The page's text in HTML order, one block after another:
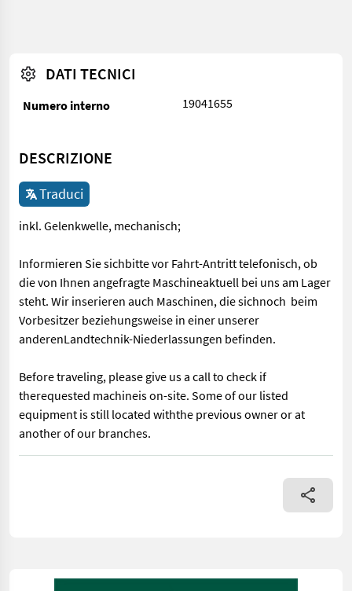
DATI TECNICI
Numero interno 19041655
DESCRIZIONE
Traduci
inkl. Gelenkwelle, mechanisch;
Informieren Sie sichbitte vor Fahrt-Antritt telefonisch, ob
die von Ihnen angefragte Maschineaktuell bei uns am Lager
steht. Wir inserieren auch Maschinen, die sichnoch beim
Vorbesitzer beziehungsweise in einer unserer
anderenLandtechnik-Niederlassungen befinden.
Before traveling, please give us a call to check if
therequested machineis on-site. Some of our listed
equipment is still located withthe previous owner or at
another of our branches.
inkl. Gelenkwelle, mechanisch; Informieren Sie sichbitte vor